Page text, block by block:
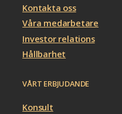
Kontakta oss
Våra medarbetare
Investor relations
Hållbarhet
VÅRT ERBJUDANDE
Konsult